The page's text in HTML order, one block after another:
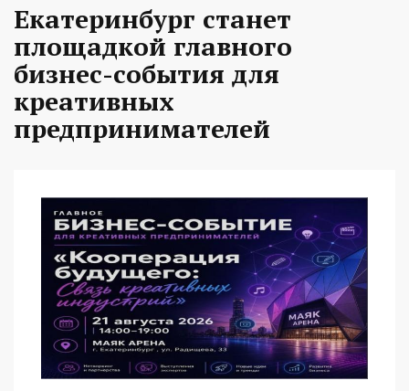
Екатеринбург станет
площадкой главного
бизнес-события для
креативных
предпринимателей